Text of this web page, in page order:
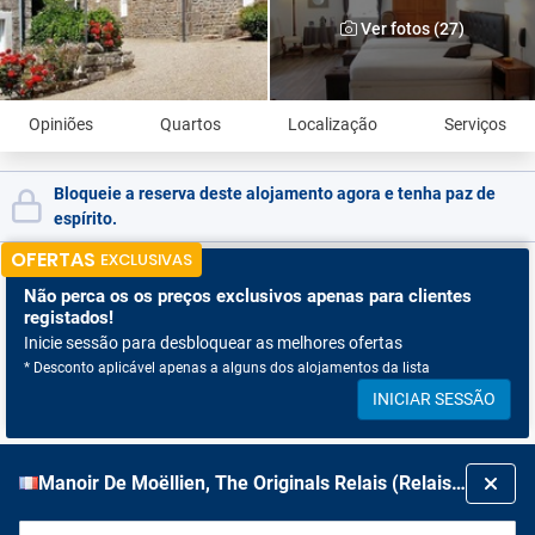
Ver fotos (27)
Opiniões Quartos Localização Serviços
Bloqueie a reserva deste alojamento agora e tenha paz de
espírito.
OFERTAS EXCLUSIVAS
Não perca os os preços exclusivos apenas para clientes
registados!
Inicie sessão para desbloquear as melhores ofertas
* Desconto aplicável apenas a alguns dos alojamentos da lista
INICIAR SESSÃO
Manoir De Moëllien, The Originals Relais (Relais Du Silence)